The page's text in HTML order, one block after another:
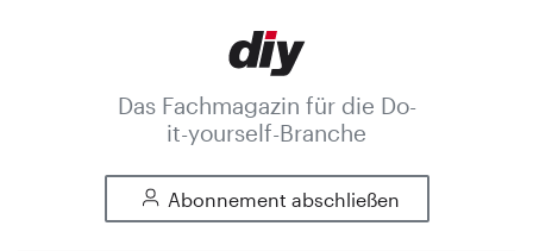
Das Fachmagazin für die Do-
it-yourself-Branche
Abonnement abschließen